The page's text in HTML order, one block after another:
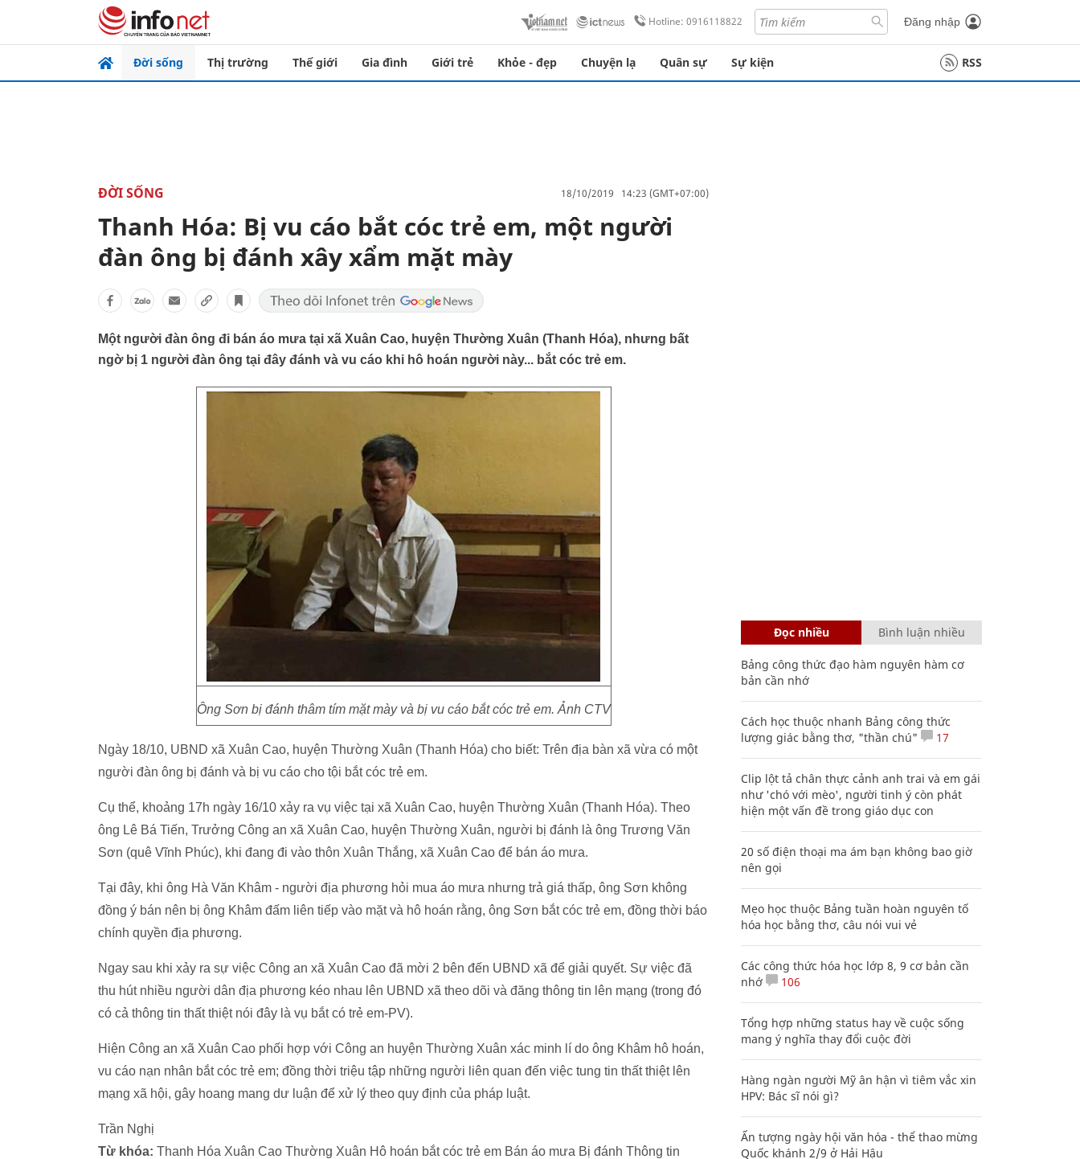
Hotline: 0916118822 Đăng nhập
Đời sống Thị trường Thế giới Gia đình Giới trẻ Khỏe - đẹp Chuyện lạ Quân sự Sự kiện RSS
ĐỜI SỐNG 18/10/2019 14:23 (GMT+07:00)
Thanh Hóa: Bị vu cáo bắt cóc trẻ em, một người
đàn ông bị đánh xây xẩm mặt mày
Một người đàn ông đi bán áo mưa tại xã Xuân Cao, huyện Thường Xuân (Thanh Hóa), nhưng bất
ngờ bị 1 người đàn ông tại đây đánh và vu cáo khi hô hoán người này... bắt cóc trẻ em.
Ông Sơn bị đánh thâm tím mặt mày và bị vu cáo bắt cóc trẻ em. Ảnh CTV
Ngày 18/10, UBND xã Xuân Cao, huyện Thường Xuân (Thanh Hóa) cho biết: Trên địa bàn xã vừa có một
người đàn ông bị đánh và bị vu cáo cho tội bắt cóc trẻ em.
Cụ thể, khoảng 17h ngày 16/10 xảy ra vụ việc tại xã Xuân Cao, huyện Thường Xuân (Thanh Hóa). Theo
ông Lê Bá Tiến, Trưởng Công an xã Xuân Cao, huyện Thường Xuân, người bị đánh là ông Trương Văn
Sơn (quê Vĩnh Phúc), khi đang đi vào thôn Xuân Thắng, xã Xuân Cao để bán áo mưa.
Tại đây, khi ông Hà Văn Khâm - người địa phương hỏi mua áo mưa nhưng trả giá thấp, ông Sơn không
đồng ý bán nên bị ông Khâm đấm liên tiếp vào mặt và hô hoán rằng, ông Sơn bắt cóc trẻ em, đồng thời báo
chính quyền địa phương.
Ngay sau khi xảy ra sự việc Công an xã Xuân Cao đã mời 2 bên đến UBND xã để giải quyết. Sự việc đã
thu hút nhiều người dân địa phương kéo nhau lên UBND xã theo dõi và đăng thông tin lên mạng (trong đó
có cả thông tin thất thiệt nói đây là vụ bắt có trẻ em-PV).
Hiện Công an xã Xuân Cao phối hợp với Công an huyện Thường Xuân xác minh lí do ông Khâm hô hoán,
vu cáo nạn nhân bắt cóc trẻ em; đồng thời triệu tập những người liên quan đến việc tung tin thất thiệt lên
mạng xã hội, gây hoang mang dư luận để xử lý theo quy định của pháp luật.
Trần Nghị
Từ khóa: Thanh Hóa Xuân Cao Thường Xuân Hô hoán bắt cóc trẻ em Bán áo mưa Bị đánh Thông tin
Đọc nhiều Bình luận nhiều
Bảng công thức đạo hàm nguyên hàm cơ
bản cần nhớ
Cách học thuộc nhanh Bảng công thức
lượng giác bằng thơ, "thần chú"
17
Clip lột tả chân thực cảnh anh trai và em gái
như 'chó với mèo', người tinh ý còn phát
hiện một vấn đề trong giáo dục con
20 số điện thoại ma ám bạn không bao giờ
nên gọi
Mẹo học thuộc Bảng tuần hoàn nguyên tố
hóa học bằng thơ, câu nói vui vẻ
Các công thức hóa học lớp 8, 9 cơ bản cần
nhớ
106
Tổng hợp những status hay về cuộc sống
mang ý nghĩa thay đổi cuộc đời
Hàng ngàn người Mỹ ân hận vì tiêm vắc xin
HPV: Bác sĩ nói gì?
Ấn tượng ngày hội văn hóa - thể thao mừng
Quốc khánh 2/9 ở Hải Hậu